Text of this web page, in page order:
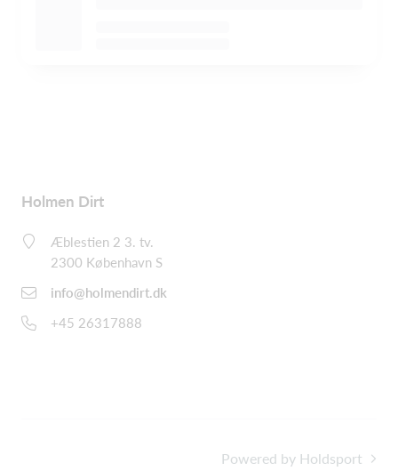
Holmen Dirt
Æblestien 2 3. tv.
2300 København S
info@holmendirt.dk
+45 26317888
Powered by Holdsport